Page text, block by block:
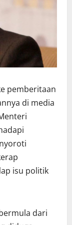
pemberitaan
di media
isu politik
dari